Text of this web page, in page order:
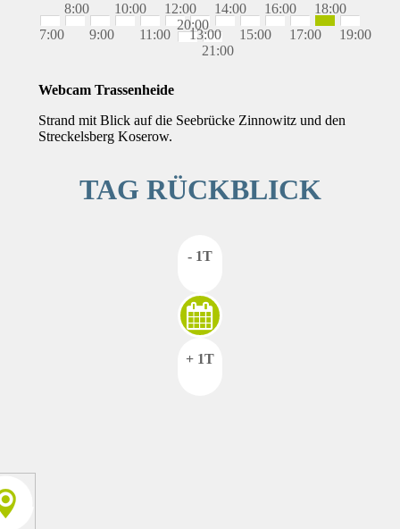
7:00
8:00
9:00
10:00
11:00
12:00
13:00
14:00
15:00
16:00
17:00
18:00
19:00
20:00
21:00
Webcam Trassenheide
Strand mit Blick auf die Seebrücke Zinnowitz und den
Streckelsberg Koserow.
TAG RÜCKBLICK
- 1T
+ 1T